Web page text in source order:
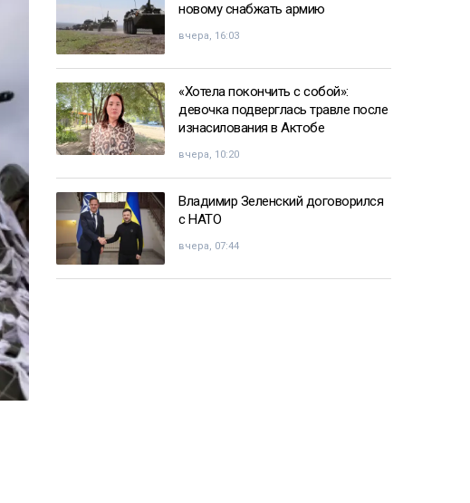
новому снабжать армию
вчера, 16:03
«Хотела покончить с собой»:
девочка подверглась травле после
изнасилования в Актобе
вчера, 10:20
Владимир Зеленский договорился
с НАТО
вчера, 07:44